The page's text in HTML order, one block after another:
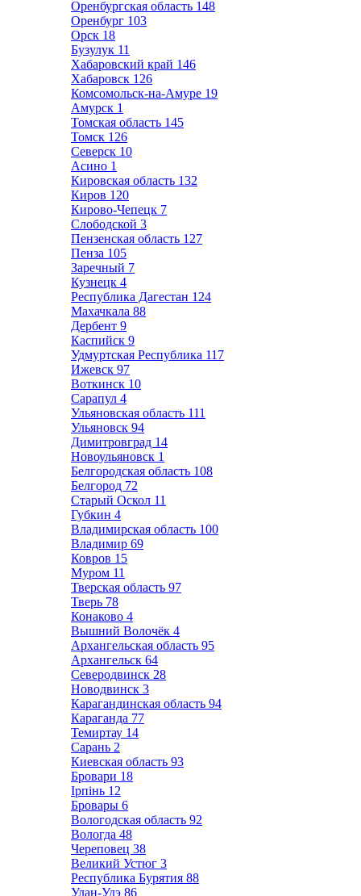
Оренбургская область 148
Оренбург 103
Орск 18
Бузулук 11
Хабаровский край 146
Хабаровск 126
Комсомольск-на-Амуре 19
Амурск 1
Томская область 145
Томск 126
Северск 10
Асино 1
Кировская область 132
Киров 120
Кирово-Чепецк 7
Слободской 3
Пензенская область 127
Пенза 105
Заречный 7
Кузнецк 4
Республика Дагестан 124
Махачкала 88
Дербент 9
Каспийск 9
Удмуртская Республика 117
Ижевск 97
Воткинск 10
Сарапул 4
Ульяновская область 111
Ульяновск 94
Димитровград 14
Новоульяновск 1
Белгородская область 108
Белгород 72
Старый Оскол 11
Губкин 4
Владимирская область 100
Владимир 69
Ковров 15
Муром 11
Тверская область 97
Тверь 78
Конаково 4
Вышний Волочёк 4
Архангельская область 95
Архангельск 64
Северодвинск 28
Новодвинск 3
Карагандинская область 94
Караганда 77
Темиртау 14
Сарань 2
Киевская область 93
Бровари 18
Ірпінь 12
Бровары 6
Вологодская область 92
Вологда 48
Череповец 38
Великий Устюг 3
Республика Бурятия 88
Улан-Удэ 86